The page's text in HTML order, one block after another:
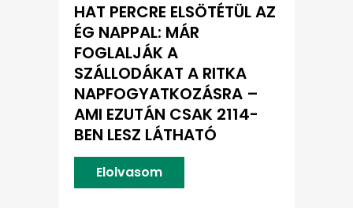
HAT PERCRE ELSÖTÉTÜL AZ
ÉG NAPPAL: MÁR
FOGLALJÁK A
SZÁLLODÁKAT A RITKA
NAPFOGYATKOZÁSRA –
AMI EZUTÁN CSAK 2114-
BEN LESZ LÁTHATÓ
Elolvasom